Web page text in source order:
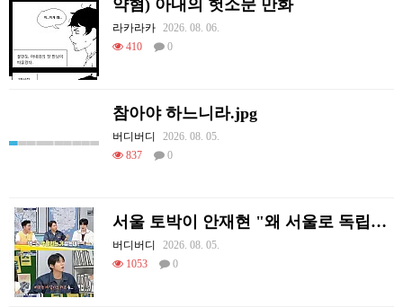
약혐) 아내의 헛소문 만화
라카라카
2026. 08. 06.
410
0
참아야 하느니라.jpg
버디버디
2026. 08. 05.
837
0
서울 토박이 안재현 "왜 서울로 독립해?"
버디버디
2026. 08. 05.
1053
0